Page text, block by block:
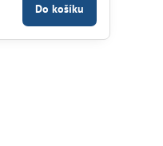
Do košíku